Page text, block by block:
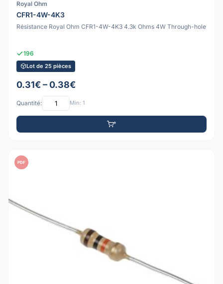
Royal Ohm
CFR1-4W-4K3
Résistance Royal Ohm CFR1-4W-4K3 4.3k Ohms 4W Through-hole
196
Lot de 25 pièces
0.31€ – 0.38€
Quantité: Min: 1
PDF